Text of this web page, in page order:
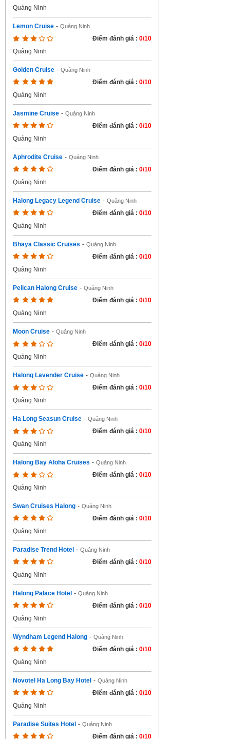
Quảng Ninh
Lemon Cruise - Quảng Ninh
Điểm đánh giá : 0/10
Quảng Ninh
Golden Cruise - Quảng Ninh
Điểm đánh giá : 0/10
Quảng Ninh
Jasmine Cruise - Quảng Ninh
Điểm đánh giá : 0/10
Quảng Ninh
Aphrodite Cruise - Quảng Ninh
Điểm đánh giá : 0/10
Quảng Ninh
Halong Legacy Legend Cruise - Quảng Ninh
Điểm đánh giá : 0/10
Quảng Ninh
Bhaya Classic Cruises - Quảng Ninh
Điểm đánh giá : 0/10
Quảng Ninh
Pelican Halong Cruise - Quảng Ninh
Điểm đánh giá : 0/10
Quảng Ninh
Moon Cruise - Quảng Ninh
Điểm đánh giá : 0/10
Quảng Ninh
Halong Lavender Cruise - Quảng Ninh
Điểm đánh giá : 0/10
Quảng Ninh
Ha Long Seasun Cruise - Quảng Ninh
Điểm đánh giá : 0/10
Quảng Ninh
Halong Bay Aloha Cruises - Quảng Ninh
Điểm đánh giá : 0/10
Quảng Ninh
Swan Cruises Halong - Quảng Ninh
Điểm đánh giá : 0/10
Quảng Ninh
Paradise Trend Hotel - Quảng Ninh
Điểm đánh giá : 0/10
Quảng Ninh
Halong Palace Hotel - Quảng Ninh
Điểm đánh giá : 0/10
Quảng Ninh
Wyndham Legend Halong - Quảng Ninh
Điểm đánh giá : 0/10
Quảng Ninh
Novotel Ha Long Bay Hotel - Quảng Ninh
Điểm đánh giá : 0/10
Quảng Ninh
Paradise Suites Hotel - Quảng Ninh
Điểm đánh giá : 0/10